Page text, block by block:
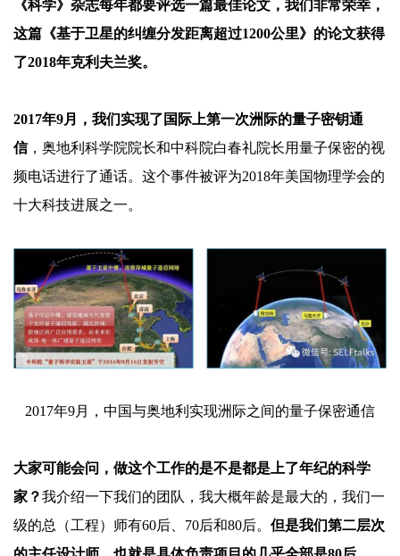
《科学》杂志每年都要评选一篇最佳论文，我们非常荣幸，
这篇《基于卫星的纠缠分发距离超过1200公里》的论文获得
了2018年克利夫兰奖。
2017年9月，我们实现了国际上第一次洲际的量子密钥通
信，奥地利科学院院长和中科院白春礼院长用量子保密的视
频电话进行了通话。这个事件被评为2018年美国物理学会的
十大科技进展之一。
2017年9月，中国与奥地利实现洲际之间的量子保密通信
大家可能会问，做这个工作的是不是都是上了年纪的科学
家？我介绍一下我们的团队，我大概年龄是最大的，我们一
级的总（工程）师有60后、70后和80后。 但是我们第二层次